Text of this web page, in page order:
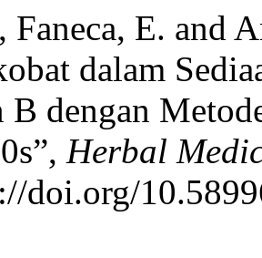
Faneca, E. and
dalam
B dengan
Herbal
doi.org/